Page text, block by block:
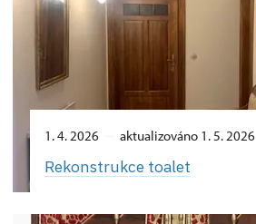
1. 4. 2026 aktualizováno 1. 5. 2026
Rekonstrukce toalet